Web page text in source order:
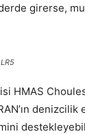
derde girerse,
HMAS